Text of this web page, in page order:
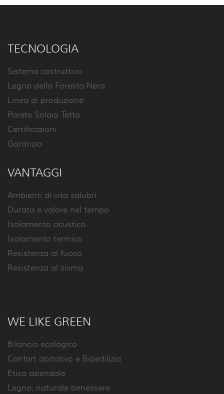
TECNOLOGIA
Sistema costruttivo
Legno della Foresta Nera
Linea di produzione
Parete Solaio Tetto
Certificazioni
Garanzia
VANTAGGI
Ambienti di vita salubri
Durata e valore nel tempo
Isolamento acustico
Isolamento termico
Resistenza al fuoco
Resistenza al sisma
WE LIKE GREEN
Bilancio ecologico
Confort abitativo e Bioedilizia
Etica aziendale
Legno, naturale benessere